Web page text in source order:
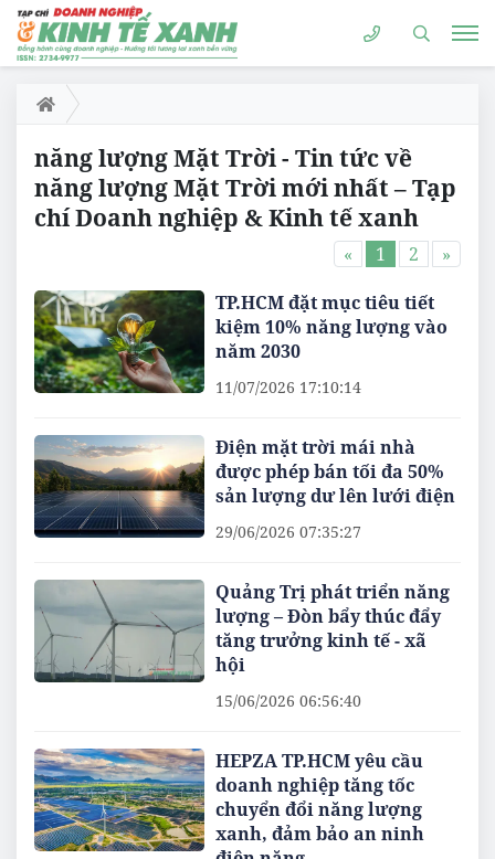
năng lượng Mặt Trời - Tin tức về
năng lượng Mặt Trời mới nhất – Tạp
chí Doanh nghiệp & Kinh tế xanh
« 1 2 »
TP.HCM đặt mục tiêu tiết
kiệm 10% năng lượng vào
năm 2030
11/07/2026 17:10:14
Điện mặt trời mái nhà
được phép bán tối đa 50%
sản lượng dư lên lưới điện
29/06/2026 07:35:27
Quảng Trị phát triển năng
lượng – Đòn bẩy thúc đẩy
tăng trưởng kinh tế - xã
hội
15/06/2026 06:56:40
HEPZA TP.HCM yêu cầu
doanh nghiệp tăng tốc
chuyển đổi năng lượng
xanh, đảm bảo an ninh